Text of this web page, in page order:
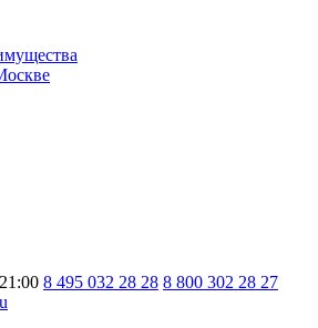
8 495 032 28 28 8 800 302 28 27